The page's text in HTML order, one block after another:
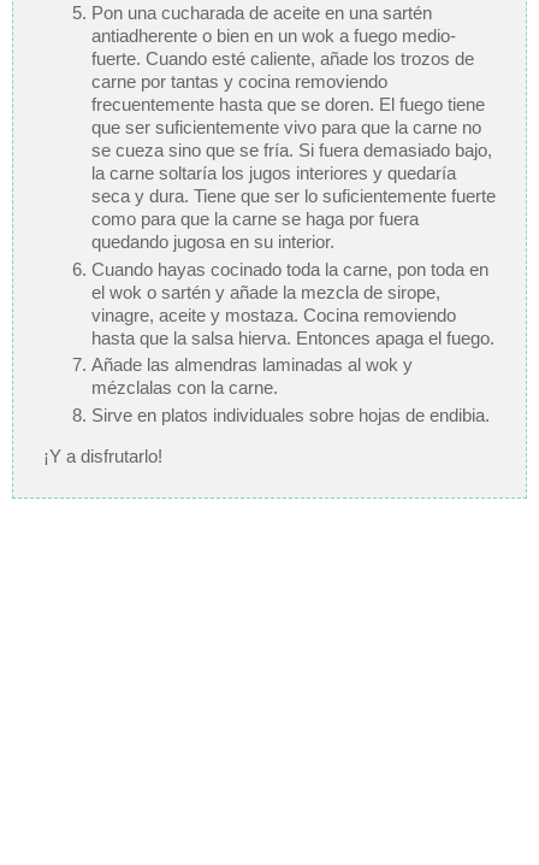
Pon una cucharada de aceite en una sartén
antiadherente o bien en un wok a fuego medio-
fuerte. Cuando esté caliente, añade los trozos de
carne por tantas y cocina removiendo
frecuentemente hasta que se doren. El fuego tiene
que ser suficientemente vivo para que la carne no
se cueza sino que se fría. Si fuera demasiado bajo,
la carne soltaría los jugos interiores y quedaría
seca y dura. Tiene que ser lo suficientemente fuerte
como para que la carne se haga por fuera
quedando jugosa en su interior.
Cuando hayas cocinado toda la carne, pon toda en
el wok o sartén y añade la mezcla de sirope,
vinagre, aceite y mostaza. Cocina removiendo
hasta que la salsa hierva. Entonces apaga el fuego.
Añade las almendras laminadas al wok y
mézclalas con la carne.
Sirve en platos individuales sobre hojas de endibia.
¡Y a disfrutarlo!